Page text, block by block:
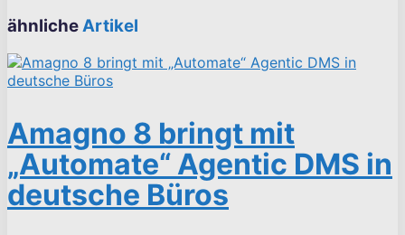
ähnlicheArtikel
Amagno 8 bringt mit
„Automate“ Agentic DMS in
deutsche Büros